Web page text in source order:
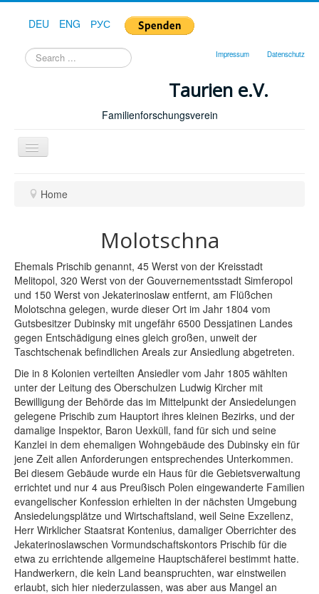
DEU ENG РУС
Search
...
Impressum Datenschutz
Taurien e.V.
Familienforschungsverein
Toggle
Navigation
Home
Molotschna
Ehemals Prischib genannt, 45 Werst von der Kreisstadt
Melitopol, 320 Werst von der Gouvernementsstadt Simferopol
und 150 Werst von Jekaterinoslaw entfernt, am Flüßchen
Molotschna gelegen, wurde dieser Ort im Jahr 1804 vom
Gutsbesitzer Dubinsky mit ungefähr 6500 Dessjatinen Landes
gegen Entschädigung eines gleich großen, unweit der
Taschtschenak befindlichen Areals zur Ansiedlung abgetreten.
Die in 8 Kolonien verteilten Ansiedler vom Jahr 1805 wählten
unter der Leitung des Oberschulzen Ludwig Kircher mit
Bewilligung der Behörde das im Mittelpunkt der Ansiedelungen
gelegene Prischib zum Hauptort ihres kleinen Bezirks, und der
damalige Inspektor, Baron Uexküll, fand für sich und seine
Kanzlei in dem ehemaligen Wohngebäude des Dubinsky ein für
jene Zeit allen Anforderungen entsprechendes Unterkommen.
Bei diesem Gebäude wurde ein Haus für die Gebietsverwaltung
errichtet und nur 4 aus Preußisch Polen eingewanderte Familien
evangelischer Konfession erhielten in der nächsten Umgebung
Ansiedelungsplätze und Wirtschaftsland, weil Seine Exzellenz,
Herr Wirklicher Staatsrat Kontenius, damaliger Oberrichter des
Jekaterinoslawschen Vormundschaftskontors Prischib für die
etwa zu errichtende allgemeine Hauptschäferei bestimmt hatte.
Handwerkern, die kein Land beanspruchten, war einstweilen
erlaubt, sich hier niederzulassen, was aber aus Mangel an